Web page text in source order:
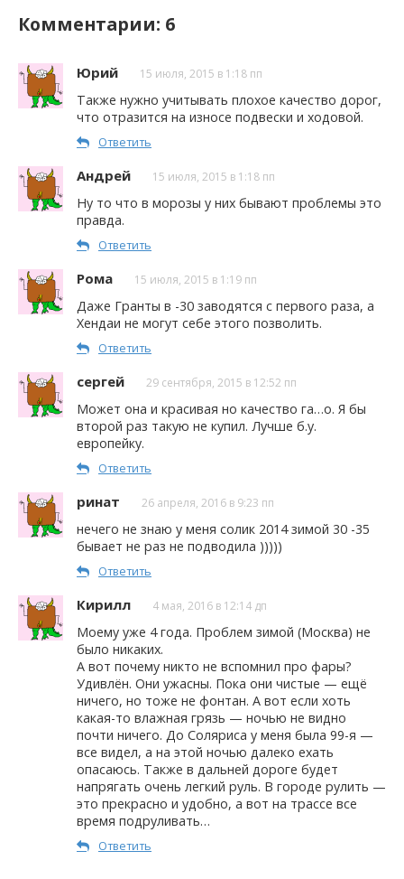
Комментарии: 6
Юрий 15 июля, 2015 в 1:18 пп
Также нужно учитывать плохое качество дорог,
что отразится на износе подвески и ходовой.
Ответить
Андрей 15 июля, 2015 в 1:18 пп
Ну то что в морозы у них бывают проблемы это
правда.
Ответить
Рома 15 июля, 2015 в 1:19 пп
Даже Гранты в -30 заводятся с первого раза, а
Хендаи не могут себе этого позволить.
Ответить
сергей 29 сентября, 2015 в 12:52 пп
Может она и красивая но качество га…о. Я бы
второй раз такую не купил. Лучше б.у.
европейку.
Ответить
ринат 26 апреля, 2016 в 9:23 пп
нечего не знаю у меня солик 2014 зимой 30 -35
бывает не раз не подводила )))))
Ответить
Кирилл 4 мая, 2016 в 12:14 дп
Моему уже 4 года. Проблем зимой (Москва) не
было никаких.
А вот почему никто не вспомнил про фары?
Удивлён. Они ужасны. Пока они чистые — ещё
ничего, но тоже не фонтан. А вот если хоть
какая-то влажная грязь — ночью не видно
почти ничего. До Соляриса у меня была 99-я —
все видел, а на этой ночью далеко ехать
опасаюсь. Также в дальней дороге будет
напрягать очень легкий руль. В городе рулить —
это прекрасно и удобно, а вот на трассе все
время подруливать…
Ответить